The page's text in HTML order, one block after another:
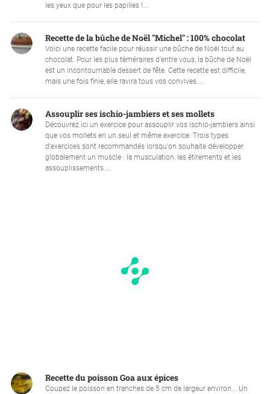
les yeux que pour les papilles !...
Recette de la bûche de Noël "Michel" : 100% chocolat
Voici une recette facile pour réussir une bûche de Noël tout au
chocolat. Pour les plus téméraires d’entre vous, la bûche de Noël
est un incontournable dessert de fête. Cette recette est difficile,
mais une fois finie, elle ravira tous vos convives....
Assouplir ses ischio-jambiers et ses mollets
Découvrez ici un exercice pour assouplir vos ischio-jambiers ainsi
que vos mollets en un seul et même exercice. Trois types
d'exercices sont recommandés lorsqu'on souhaite développer
globalement un muscle : la musculation, les étirements et les
assouplissements....
Recette du poisson Goa aux épices
Coupez le poisson en tranches de 5 cm de largeur environ... Un